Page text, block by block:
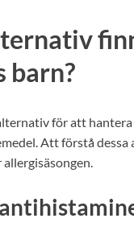
barn?
för att
Att förstå